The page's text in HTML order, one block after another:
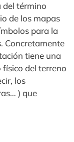
del término
de los mapas
para la
Concretamente
tiene una
físico del terreno
los
) que